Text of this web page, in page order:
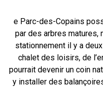
e Parc-des-Copains
par des arbres matures,
stationnement il y a
chalet des loisirs, de
pourrait devenir un coin
y installer des